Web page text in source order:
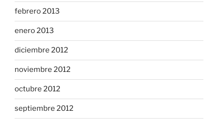
febrero 2013
enero 2013
diciembre 2012
noviembre 2012
octubre 2012
septiembre 2012